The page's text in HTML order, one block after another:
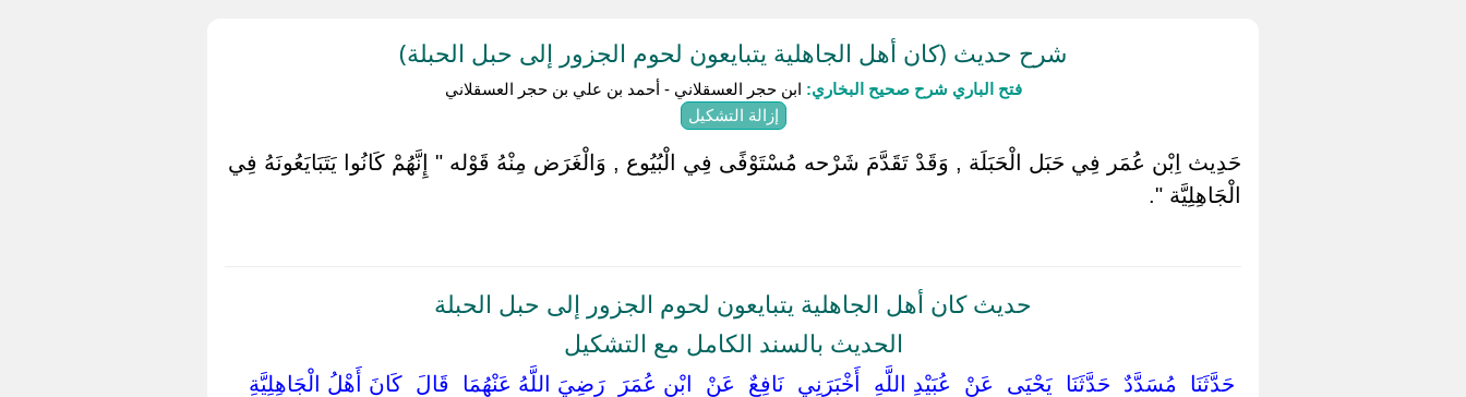
شرح حديث (كان أهل الجاهلية يتبايعون لحوم الجزور إلى حبل الحبلة)
فتح الباري شرح صحيح البخاري: ابن حجر العسقلاني - أحمد بن علي بن حجر العسقلاني
إزالة التشكيل
حَدِيث اِبْن عُمَر فِي حَبَل الْحَبَلَة , وَقَدْ تَقَدَّمَ شَرْحه مُسْتَوْفًى فِي الْبُيُوع , وَالْغَرَض مِنْهُ قَوْله " إِنَّهُمْ كَانُوا يَتَبَايَعُونَهُ فِي
الْجَاهِلِيَّة ".
حديث كان أهل الجاهلية يتبايعون لحوم الجزور إلى حبل الحبلة
الحديث بالسند الكامل مع التشكيل
‏ ‏حَدَّثَنَا ‏ ‏مُسَدَّدٌ ‏ ‏حَدَّثَنَا ‏ ‏يَحْيَى ‏ ‏عَنْ ‏ ‏عُبَيْدِ اللَّهِ ‏ ‏أَخْبَرَنِي ‏ ‏نَافِعٌ ‏ ‏عَنْ ‏ ‏ابْنِ عُمَرَ ‏ ‏رَضِيَ اللَّهُ عَنْهُمَا ‏ ‏قَالَ ‏ ‏كَانَ أَهْلُ الْجَاهِلِيَّةِ